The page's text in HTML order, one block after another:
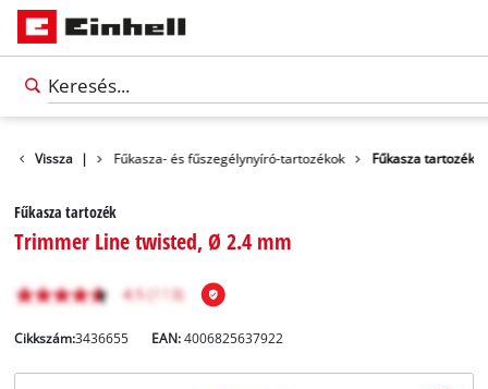
Vissza |
és tartozékok Fűkasza- és fűszegélynyíró-tartozékok Fűkasza tartozék
Fűkasza tartozék
Trimmer Line twisted, Ø 2.4 mm
Cikkszám:3436655 EAN:4006825637922